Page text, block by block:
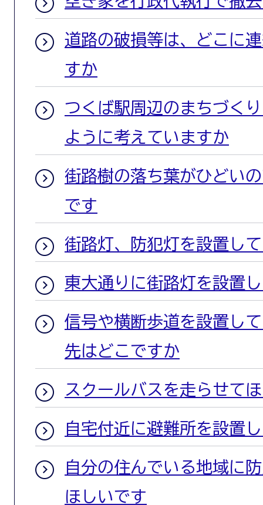
道路の破損等は、どこに
すか
つくば駅周辺のまちづく
ように考えていますか
街路樹の落ち葉がひどい
です
街路灯、防犯灯を設置し
東大通りに街路灯を設置
信号や横断歩道を設置し
先はどこですか
スクールバスを走らせて
自宅付近に避難所を設置
自分の住んでいる地域に
ほしいです